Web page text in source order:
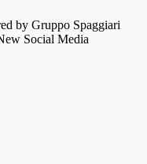
by Gruppo Spaggiari
Social Media